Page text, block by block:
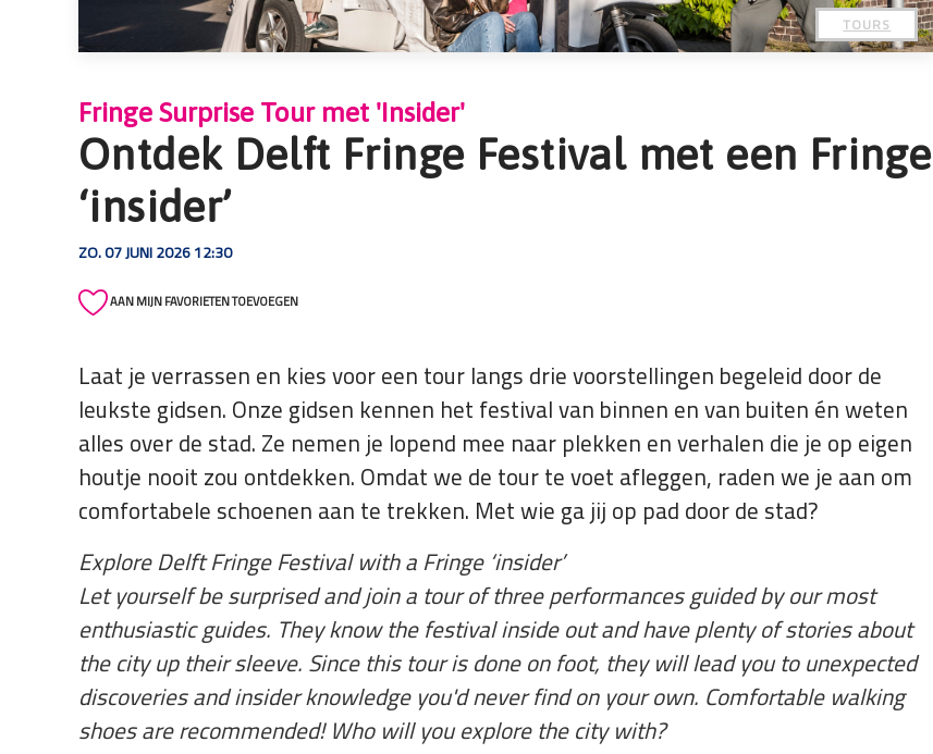
toegankelijkheidsmenu
TOURS
Fringe Surprise Tour met 'Insider'
Ontdek Delft Fringe Festival met een Fringe
‘insider’
ZO. 07 JUNI 2026 12:30
AAN MIJN FAVORIETEN TOEVOEGEN
Laat je verrassen en kies voor een tour langs drie voorstellingen begeleid door de
leukste gidsen. Onze gidsen kennen het festival van binnen en van buiten én weten
alles over de stad. Ze nemen je lopend mee naar plekken en verhalen die je op eigen
houtje nooit zou ontdekken. Omdat we de tour te voet afleggen, raden we je aan om
comfortabele schoenen aan te trekken. Met wie ga jij op pad door de stad?
Explore Delft Fringe Festival with a Fringe ‘insider’
Let yourself be surprised and join a tour of three performances guided by our most
enthusiastic guides. They know the festival inside out and have plenty of stories about
the city up their sleeve. Since this tour is done on foot, they will lead you to unexpected
discoveries and insider knowledge you'd never find on your own. Comfortable walking
shoes are recommended! Who will you explore the city with?